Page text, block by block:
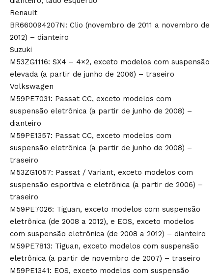
Renault
BR660094207N: Clio (novembro de 2011 a novembro de
2012) – dianteiro
Suzuki
M53ZG1116: SX4 – 4×2, exceto modelos com suspensão
elevada (a partir de junho de 2006) – traseiro
Volkswagen
M59PE7031: Passat CC, exceto modelos com
suspensão eletrônica (a partir de junho de 2008) –
dianteiro
M59PE1357: Passat CC, exceto modelos com
suspensão eletrônica (a partir de junho de 2008) –
traseiro
M53ZG1057: Passat / Variant, exceto modelos com
suspensão esportiva e eletrônica (a partir de 2006) –
traseiro
M59PE7026: Tiguan, exceto modelos com suspensão
eletrônica (de 2008 a 2012), e EOS, exceto modelos
com suspensão eletrônica (de 2008 a 2012) – dianteiro
M59PE7813: Tiguan, exceto modelos com suspensão
eletrônica (a partir de novembro de 2007) – traseiro
M59PE1341: EOS, exceto modelos com suspensão